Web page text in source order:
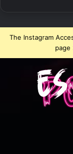
The Instagram